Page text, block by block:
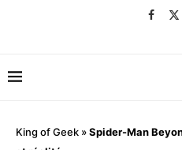
King of Geek »Spider-Man